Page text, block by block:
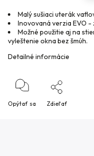
Malý sušiaci uterák
Inovovaná verzia EVO -
Možné použitie aj na
vyleštenie okna bez šmúh.
Detailné informácie
Opýtať sa Zdieľať